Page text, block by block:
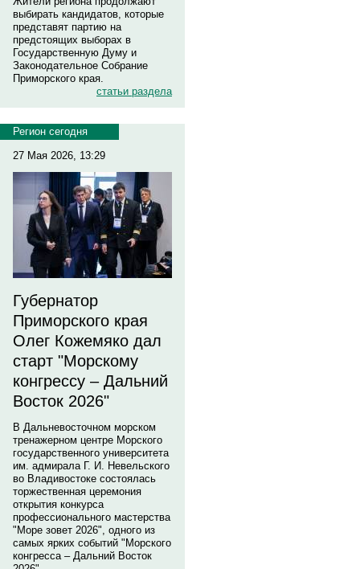
выбирать кандидатов, которые
представят партию на
предстоящих выборах в
Государственную Думу и
Законодательное Собрание
Приморского края.
статьи раздела
Регион сегодня
27 Мая 2026, 13:29
Губернатор
Приморского края
Олег Кожемяко дал
старт "Морскому
конгрессу – Дальний
Восток 2026"
В Дальневосточном морском
тренажерном центре Морского
государственного университета
им. адмирала Г. И. Невельского
во Владивостоке состоялась
торжественная церемония
открытия конкурса
профессионального мастерства
"Море зовет 2026", одного из
самых ярких событий "Морского
конгресса – Дальний Восток